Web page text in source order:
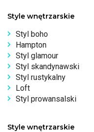
Style wnętrzarskie
Styl boho
Hampton
Styl glamour
Styl skandynawski
Styl rustykalny
Loft
Styl prowansalski
Style wnętrzarskie